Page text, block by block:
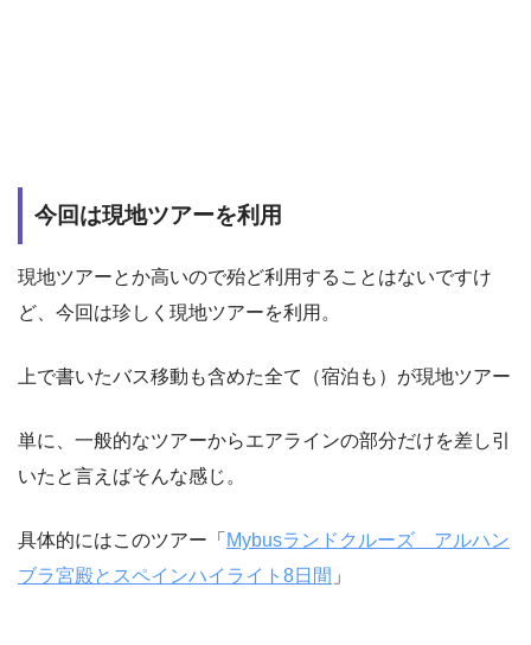
今回は現地ツアーを利用
現地ツアーとか高いので殆ど利用することはないですけ
ど、今回は珍しく現地ツアーを利用。
上で書いたバス移動も含めた全て（宿泊も）が現地ツアー
単に、一般的なツアーからエアラインの部分だけを差し引
いたと言えばそんな感じ。
具体的にはこのツアー「 Mybusランドクルーズ アルハン
ブラ宮殿とスペインハイライト8日間 」